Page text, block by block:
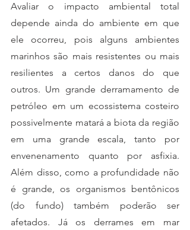
Avaliar o impacto ambiental total
depende ainda do ambiente em que
ele ocorreu, pois alguns ambientes
marinhos são mais resistentes ou mais
resilientes a certos danos do que
outros. Um grande derramamento de
petróleo em um ecossistema costeiro
possivelmente matará a biota da região
em uma grande escala, tanto por
envenenamento quanto por asfixia.
Além disso, como a profundidade não
é grande, os organismos bentônicos
(do fundo) também poderão ser
afetados. Já os derrames em mar